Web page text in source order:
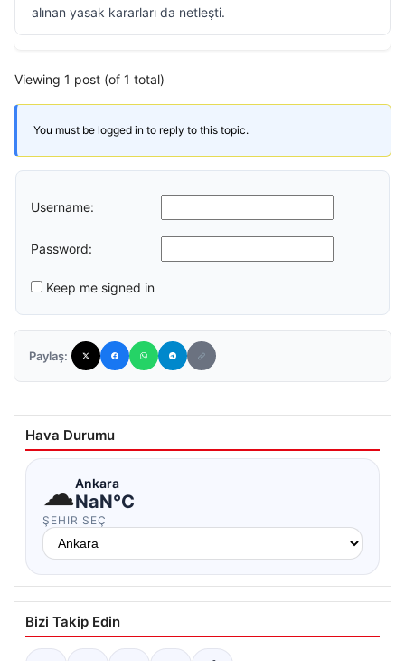
alınan yasak kararları da netleşti.
Viewing 1 post (of 1 total)
You must be logged in to reply to this topic.
Username:
Password:
Keep me signed in
Paylaş:
Hava Durumu
☁Ankara
NaN°C
ŞEHIR SEÇ
Bizi Takip Edin